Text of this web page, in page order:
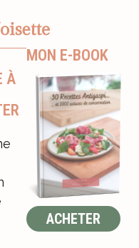
À
MON E-BOOK
ACHETER